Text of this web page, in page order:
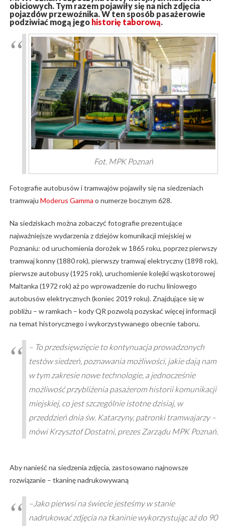
obiciowych. Tym razem pojawiły się na nich zdjęcia
pojazdów przewoźnika. W ten sposób pasażerowie
podziwiać mogą jego historię taborową.
Fot. MPK Poznań
Fotografie autobusów i tramwajów pojawiły się na siedzeniach
tramwaju Moderus Gamma o numerze bocznym 628.
Na siedziskach można zobaczyć fotografie prezentujące
najważniejsze wydarzenia z dziejów komunikacji miejskiej w
Poznaniu: od uruchomienia dorożek w 1865 roku, poprzez pierwszy
tramwaj konny (1880 rok), pierwszy tramwaj elektryczny (1898 rok),
pierwsze autobusy (1925 rok), uruchomienie kolejki wąskotorowej
Maltanka (1972 rok) aż po wprowadzenie do ruchu liniowego
autobusów elektrycznych (koniec 2019 roku). Znajdujące się w
pobliżu – w ramkach – kody QR pozwolą pozyskać więcej informacji
na temat historycznego i wykorzystywanego obecnie taboru.
– To przedsięwzięcie to kontynuacja prowadzonych
testów siedzeń, poznawania możliwości, jakie dają nam
w tym zakresie nowe technologie, a jednocześnie
możliwość przybliżenia pasażerom historii komunikacji
miejskiej, co jest szczególnie istotne dzisiaj, w
przeddzień dnia św. Katarzyny, patronki tramwajarzy –
mówi Krzysztof Dostatni, prezes Zarządu MPK Poznań.
Aby nanieść na siedzenia zdjęcia, zastosowano najnowsze
rozwiązanie – tkaninę nadrukowywaną
–Jako pierwsi na świecie jesteśmy w stanie
nadrukować zdjęcia na tkaninie wykorzystując aż do 90